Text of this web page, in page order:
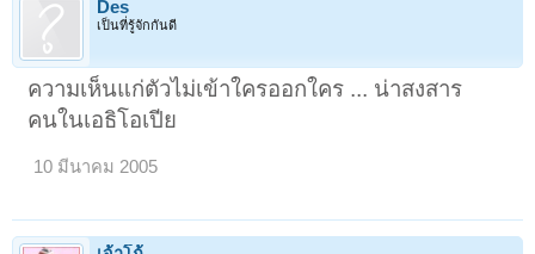
Des
เป็นที่รู้จักกันดี
ความเห็นแก่ตัวไม่เข้าใครออกใคร ... น่าสงสาร
คนในเอธิโอเปีย
10 มีนาคม 2005